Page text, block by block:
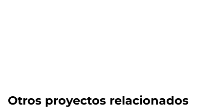
Otros proyectos relacionados